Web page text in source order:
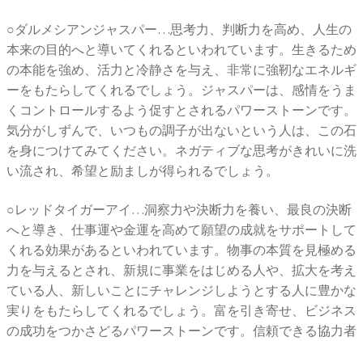
○ダルメシアンジャスパー…思考力、判断力を高め、人生の
本来の目的へと導いてくれるといわれています。生きるため
の本能を強め、活力と冷静さを与え、非常に強靭なエネルギ
ーをもたらしてくれるでしょう。ジャスパーは、感情をうま
くコントロールするよう促すとされるパワーストーンです。
気分がしずんで、いつもの調子が出ないという人は、この石
を身につけてみてください。ネガティブな思考がきれいに洗
い流され、希望と励ましが得られるでしょう。
○レッドタイガーアイ…洞察力や決断力を養い、最良の決断
へと導き、仕事運や金運を高めて願望の成就をサポートして
くれる効果があるといわれています。物事の本質を見極める
力を与えるとされ、新規に事業をはじめる人や、拡大を考え
ている人、新しいことにチャレンジしようとする人に豊かな
実りをもたらしてくれるでしょう。富を引き寄せ、ビジネス
の成功をつかさどるパワーストーンです。信頼できる協力者